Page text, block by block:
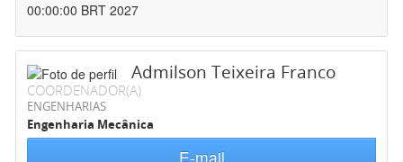
00:00:00 BRT 2027
Admilson Teixeira Franco
COORDENADOR(A)
ENGENHARIAS
Engenharia Mecânica
E-mail